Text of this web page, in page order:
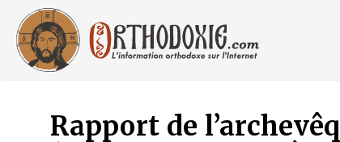
contenu
Rapport de